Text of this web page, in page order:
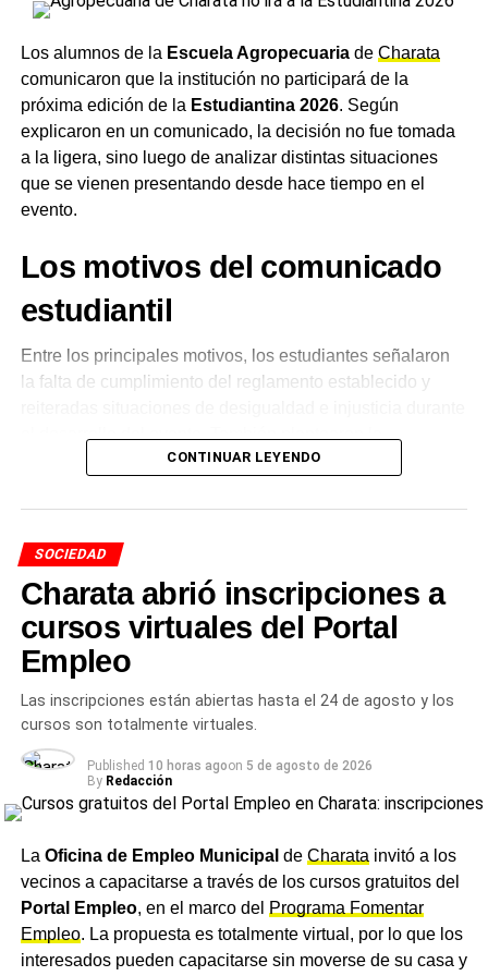
El operativo se prolongó más allá del plazo anunciado y
que escuelas y la universidad pública de Sáenz Peña
suspendieran actividades presenciales en los últimos
días. Diez recordó que durante la madrugada se
realizaron las últimas pruebas técnicas y que, con
resultados satisfactorios, se inició el envío de
potable
hacia la ciudad, avanzando en la puesta en
Seguimiento permanente
hasta la normalización
El titular de Sameep señaló que mantiene un seguimiento
tiempo posible. «Nuestro objetivo es que, durante la
tarde, con la cisterna ya lista en Sáenz Peña, quede todo
Los alumnos de la Escuela Agropecuariade Charata
comunicaron que la institución no participará de la
próxima edición de la Estudiantina 2026. Según
explicaron en un comunicado, la decisión no fue tomada
a la ligera, sino luego de analizar distintas situaciones
que se vienen presentando desde hace tiempo en el
evento.
Los motivos del comunicado
estudiantil
Entre los principales motivos, los estudiantes señalaron
la falta de cumplimiento del reglamento establecido y
percepción de que la organización, a cargo de la
encima del espíritu original de la Estudiantina.
Los alumnos consideraron además que un evento
pensado para promover la unión entre estudiantes
terminó generando, en muchas ocasiones,
enfrentamientos entre colegios, conflictos entre
delegados y faltas de respeto que, según indicaron, no
representan los valores que buscan fomentar como
institución. En el comunicado remarcaron que se trata de
que muchos estudiantes tenían de participar, pero que
priorizaron un ambiente sano, respetuoso y de
compañerismo, y optaron por destinar sus energías a
actividades propias de la institución.
Confirmación de la dirección
del colegio
CONTINUAR LEYENDO
SOCIEDAD
Charata abrió inscripciones a
cursos virtuales del Portal
Empleo
Las inscripciones están abiertas hasta el 24 de agosto y los
cursos son totalmente virtuales.
Published 10 horas agoon 5 de agosto de 2026
By Redacción
La Oficina de Empleo Municipal de Charata invitó a los
vecinos a capacitarse a través de los cursos gratuitos del
Portal Empleo, en el marco del Programa Fomentar
Empleo. La propuesta es totalmente virtual, por lo que los
interesados pueden capacitarse sin moverse de su casa y